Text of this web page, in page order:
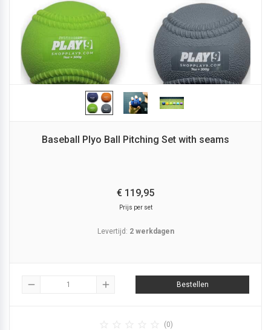
Baseball Plyo Ball Pitching Set with seams
€ 119,95
Prijs per set
Levertijd: 2 werkdagen
remove add Bestellen
(0)